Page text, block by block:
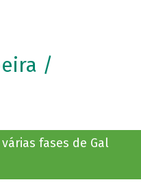
/
fases de Gal